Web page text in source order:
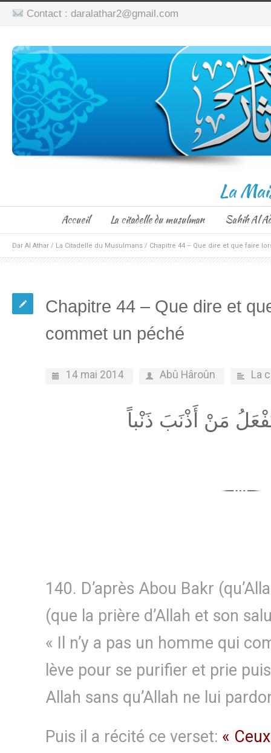
Contact : daralathar2@gmail.com
La
Accueil La citadelle du musulman Sahih Al
Dar Al Athar / La Citadelle du Musulmans / Chapitre 44 – Que dire et que faire
Chapitre 44 – Que dire et
commet un péché
14 mai 2014 Abû Hâroûn La
مَنْ أَذْنَبَ ذَنْباً
140. D’après Abou Bakr
(que la prière d’Allah et son
« Il n’y a pas un homme qui
lève pour se purifier et prie
Allah sans qu’Allah ne lui
Puis il a récité ce verset: «